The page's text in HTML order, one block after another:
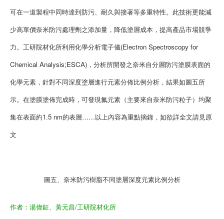
可在一道製程中同時達到防污、耐久與接著等多重特性。此技術更能減
少高單價奈米防污處理劑之添加量，降低塗層成本，提高產品市場競爭
力。工研院材化所利用化學分析電子儀(Electron Spectroscopy for
Chemical Analysis;ESCA)，分析所開發之奈米自分層防污塗膜表面的
化學元素，針對不同深度塗層進行元素分佈比例分析，結果如圖五所
示。在塗膜塗佈完成時，可發現氟元素（主要來自奈米防污粒子）均聚
集在表面約1.5 nm的表層……以上內容為重點摘錄，如欲詳全文請見原
文
圖五、奈米防污樹脂不同塗層深度元素比例分析
作者：湯偉鉦、黃元昌/工研院材化所